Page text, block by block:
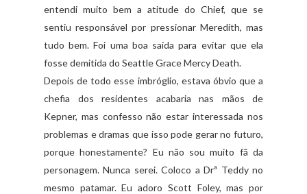
entendi muito bem a atitude do Chief, que se
sentiu responsável por pressionar Meredith, mas
tudo bem. Foi uma boa saída para evitar que ela
fosse demitida do Seattle Grace Mercy Death.
Depois de todo esse imbróglio, estava óbvio que a
chefia dos residentes acabaria nas mãos de
Kepner, mas confesso não estar interessada nos
problemas e dramas que isso pode gerar no futuro,
porque honestamente? Eu não sou muito fã da
personagem. Nunca serei. Coloco a Drª Teddy no
mesmo patamar. Eu adoro Scott Foley, mas por